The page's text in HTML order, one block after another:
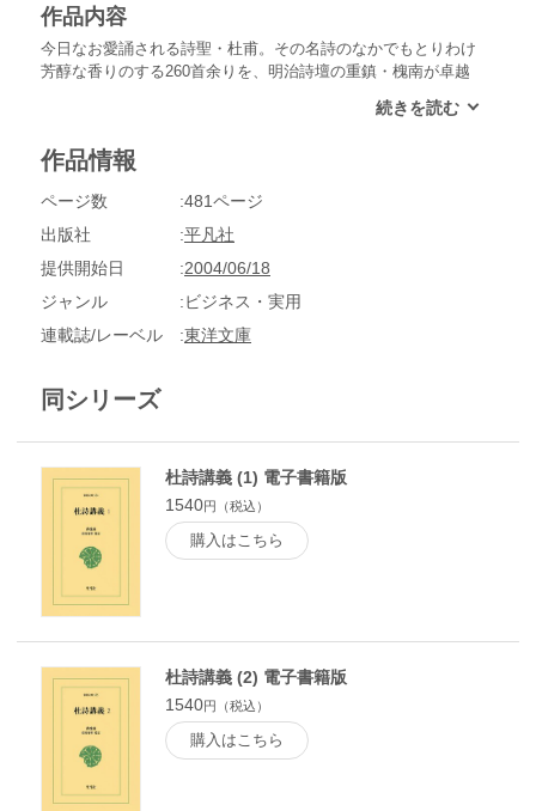
作品内容
今日なお愛誦される詩聖・杜甫。その名詩のなかでもとりわけ
芳醇な香りのする260首余りを、明治詩壇の重鎮・槐南が卓越
作品情報
ページ数
481ページ
出版社
平凡社
提供開始日
2004/06/18
ジャンル
ビジネス・実用
連載誌/レーベル
東洋文庫
同シリーズ
杜詩講義 (1) 電子書籍版
1540円（税込）
購入はこちら
杜詩講義 (2) 電子書籍版
1540円（税込）
購入はこちら